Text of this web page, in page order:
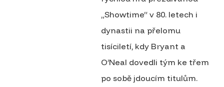
„Showtime“ v 80. letech i
dynastii na přelomu
tisíciletí, kdy Bryant a
O’Neal dovedli tým ke třem
po sobě jdoucím titulům.